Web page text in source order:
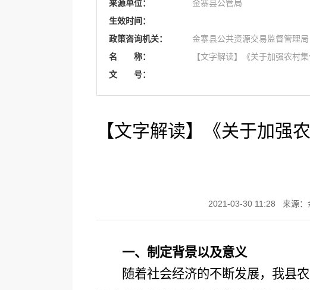
来源单位：
金寨县公管局
生效时间：
政策咨询机关：
金寨县公共资源交易监督管理局
名 称：
【文字解读】《关于加强农村
文 号：
【文字解读】《关于加强
2021-03-30 11:28 来源：
一、制定背景以及意义
随着社会经济的不断发展，我县